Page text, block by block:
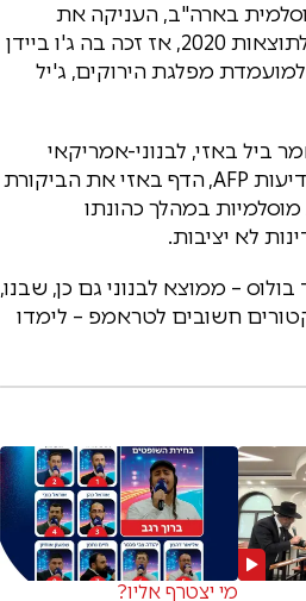
בארה"ב, העניקה את
תמיכתה לנשיא הנבחר דונלד טראמפ בבחירות הנוכחיות. זאת בניגוד חד לתוצאות 2020, אז זכה בה ג'ו ביידן
מפלגת הירוקים, ג'יל
ביל באזי, לבנוני-אמריקאי
שמכהן כראש העיר בעיירה הסמוכה – דירבורן הייטס. בשיחה עם סוכנות הידיעות AFP, הדף באזי את הביקורת
במהלך כהונתו
לא יציבות.
– ממוצא לבנוני גם כן, שבנו,
של טראמפ. התוצאות במדינת מישיגן – שהעניקה 15 אלקטורים חשובים לטראמפ – לימדו
מי יצטרף אליו?